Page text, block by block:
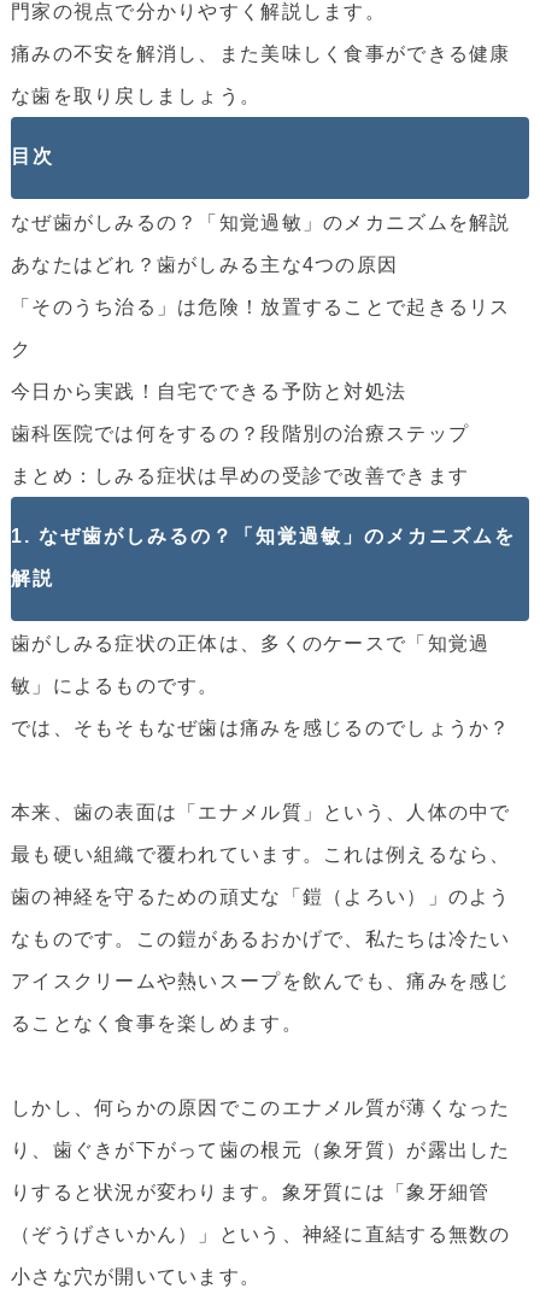
門家の視点で分かりやすく解説します。
痛みの不安を解消し、また美味しく食事ができる健康
な歯を取り戻しましょう。
目次
なぜ歯がしみるの？「知覚過敏」のメカニズムを解説
あなたはどれ？歯がしみる主な4つの原因
「そのうち治る」は危険！放置することで起きるリス
ク
今日から実践！自宅でできる予防と対処法
歯科医院では何をするの？段階別の治療ステップ
まとめ：しみる症状は早めの受診で改善できます
1. なぜ歯がしみるの？「知覚過敏」のメカニズムを
解説
歯がしみる症状の正体は、多くのケースで「知覚過
敏」によるものです。
では、そもそもなぜ歯は痛みを感じるのでしょうか？
本来、歯の表面は「エナメル質」という、人体の中で
最も硬い組織で覆われています。これは例えるなら、
歯の神経を守るための頑丈な「鎧（よろい）」のよう
なものです。この鎧があるおかげで、私たちは冷たい
アイスクリームや熱いスープを飲んでも、痛みを感じ
ることなく食事を楽しめます。
しかし、何らかの原因でこのエナメル質が薄くなった
り、歯ぐきが下がって歯の根元（象牙質）が露出した
りすると状況が変わります。象牙質には「象牙細管
（ぞうげさいかん）」という、神経に直結する無数の
小さな穴が開いています。